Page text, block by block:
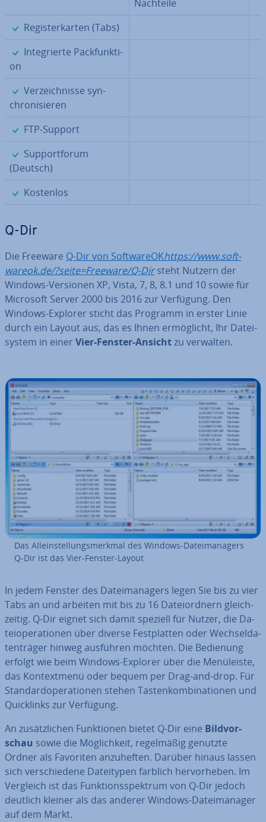
Nachteile
✓
Re­gis­ter­kar­ten (Tabs)
✓
In­te­grier­te Pack­funk­ti­
on
✓
Ver­zeich­nis­se syn­
chro­ni­sie­ren
✓
FTP-Support
✓
Sup­port­fo­rum
(Deutsch)
✓
Kostenlos
Q-Dir
Die Freeware Q-Dir von Soft­wareOKhttps://www.soft­
wareok.de/?seite=Freeware/Q-Dir steht Nutzern der
Windows-Versionen XP, Vista, 7, 8, 8.1 und 10 sowie für
Microsoft Server 2000 bis 2016 zur Verfügung. Den
Windows-Explorer sticht das Programm in erster Linie
durch ein Layout aus, das es Ihnen er­mög­licht, Ihr Da­tei­
sys­tem in einer Vier-Fenster-Ansichtzu verwalten.
Das Al­lein­stel­lungs­merk­mal des Windows-Da­tei­ma­na­gers
Q-Dir ist das Vier-Fenster-Layout
In jedem Fenster des Da­tei­ma­na­gers legen Sie bis zu vier
Tabs an und arbeiten mit bis zu 16 Da­tei­ord­nern gleich­
zei­tig. Q-Dir eignet sich damit speziell für Nutzer, die Da­
tei­ope­ra­tio­nen über diverse Fest­plat­ten oder Wech­sel­da­
ten­trä­ger hinweg ausführen möchten. Die Bedienung
erfolgt wie beim Windows-Explorer über die Me­nü­leis­te,
das Kon­text­me­nü oder bequem per Drag-and-drop. Für
Stan­dard­ope­ra­tio­nen stehen Tas­ten­kom­bi­na­tio­nen und
Quick­links zur Verfügung.
An zu­sätz­li­chen Funk­tio­nen bietet Q-Dir eine Bild­vor­
schau sowie die Mög­lich­keit, re­gel­mä­ßig genutzte
Ordner als Favoriten an­zu­hef­ten. Darüber hinaus lassen
sich ver­schie­de­ne Da­tei­ty­pen farblich her­vor­he­ben. Im
Vergleich ist das Funk­ti­ons­spek­trum von Q-Dir jedoch
deutlich kleiner als das anderer Windows-Da­tei­ma­na­ger
auf dem Markt.